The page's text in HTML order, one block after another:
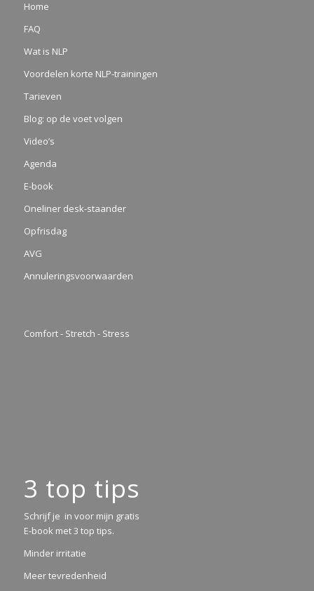
Home
FAQ
Wat is NLP
Voordelen korte NLP-trainingen
Tarieven
Blog: op de voet volgen
Video’s
Agenda
E-book
Oneliner desk-staander
Opfrisdag
AVG
Annuleringsvoorwaarden
Comfort - Stretch - Stress
3 top tips
Schrijf je in voor mijn gratis
E-book met 3 top tips.
Minder irritatie
Meer tevredenheid